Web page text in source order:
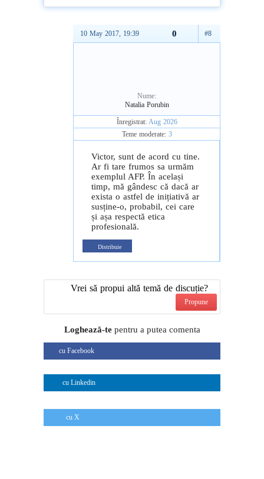
10 May 2017, 19:39 #8
0
Victor, sunt de acord cu tine.
Ar fi tare frumos sa urmăm
exemplul AFP. În același
timp, mă gândesc că dacă ar
exista o astfel de inițiativă ar
susține-o, probabil, cei care
și așa respectă etica
profesională.
Distribuie
Nume:
Natalia Porubin
Înregistrat: Aug 2026
Teme moderate: 3
Vrei să propui altă temă de discuție?
Propune
Loghează-tepentru a putea comenta
cu Facebook
cu Linkedin
cu X